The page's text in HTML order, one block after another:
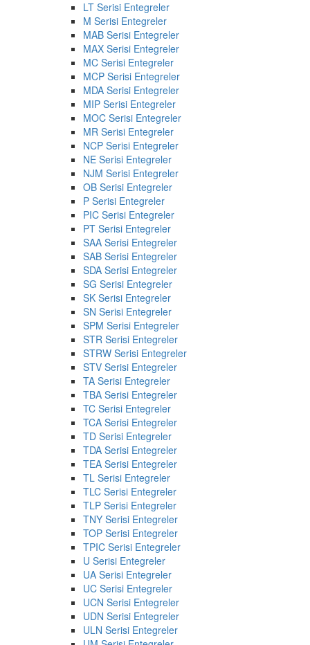
LT Serisi Entegreler
M Serisi Entegreler
MAB Serisi Entegreler
MAX Serisi Entegreler
MC Serisi Entegreler
MCP Serisi Entegreler
MDA Serisi Entegreler
MIP Serisi Entegreler
MOC Serisi Entegreler
MR Serisi Entegreler
NCP Serisi Entegreler
NE Serisi Entegreler
NJM Serisi Entegreler
OB Serisi Entegreler
P Serisi Entegreler
PIC Serisi Entegreler
PT Serisi Entegreler
SAA Serisi Entegreler
SAB Serisi Entegreler
SDA Serisi Entegreler
SG Serisi Entegreler
SK Serisi Entegreler
SN Serisi Entegreler
SPM Serisi Entegreler
STR Serisi Entegreler
STRW Serisi Entegreler
STV Serisi Entegreler
TA Serisi Entegreler
TBA Serisi Entegreler
TC Serisi Entegreler
TCA Serisi Entegreler
TD Serisi Entegreler
TDA Serisi Entegreler
TEA Serisi Entegreler
TL Serisi Entegreler
TLC Serisi Entegreler
TLP Serisi Entegreler
TNY Serisi Entegreler
TOP Serisi Entegreler
TPIC Serisi Entegreler
U Serisi Entegreler
UA Serisi Entegreler
UC Serisi Entegreler
UCN Serisi Entegreler
UDN Serisi Entegreler
ULN Serisi Entegreler